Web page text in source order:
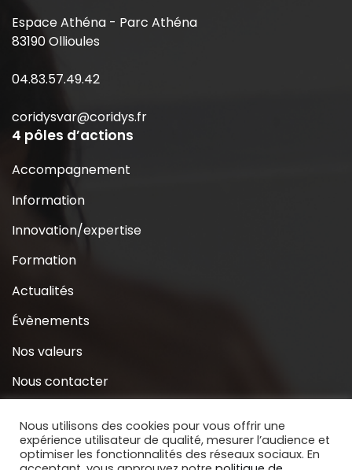
Espace Athéna - Parc Athéna
83190 Ollioules
04.83.57.49.42
coridysvar@coridys.fr
4 pôles d’actions
Accompagnement
Information
Innovation/expertise
Formation
Actualités
Évènements
Nos valeurs
Nous contacter
S’inscrire à la Newsletter
Nous utilisons des cookies pour vous offrir une
expérience utilisateur de qualité, mesurer l’audience et
optimiser les fonctionnalités des réseaux sociaux. En